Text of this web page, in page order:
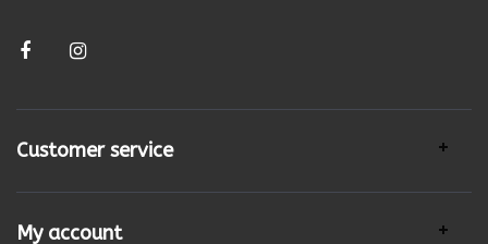
Customer service
My account